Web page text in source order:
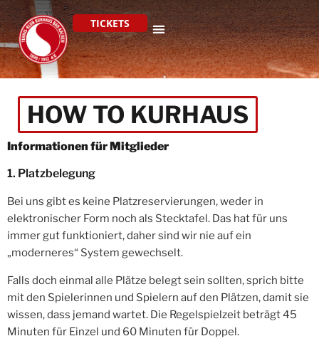
TICKETS
HOW TO KURHAUS
Informationen für Mitglieder
1. Platzbelegung
Bei uns gibt es keine Platzreservierungen, weder in
elektronischer Form noch als Stecktafel. Das hat für uns
immer gut funktioniert, daher sind wir nie auf ein
„moderneres“ System gewechselt.
Falls doch einmal alle Plätze belegt sein sollten, sprich bitte
mit den Spielerinnen und Spielern auf den Plätzen, damit sie
wissen, dass jemand wartet. Die Regelspielzeit beträgt 45
Minuten für Einzel und 60 Minuten für Doppel.